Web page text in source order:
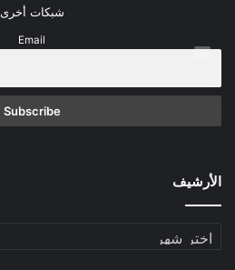
شبكات أخرى
Email
الأرشيف
الأرشيف